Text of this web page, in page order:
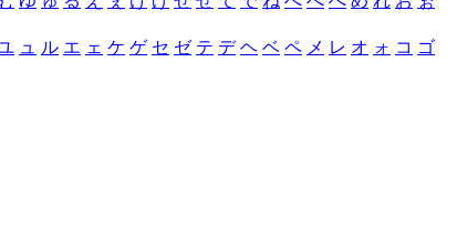
ュ ル エ ェ ケ ゲ セ ゼ テ デ ヘ ベ ペ メ レ オ ォ コ ゴ